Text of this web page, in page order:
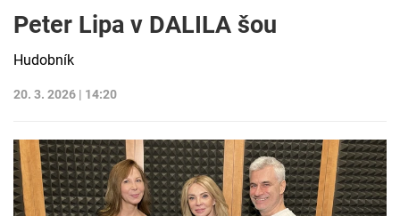
Peter Lipa v DALILA šou
Hudobník
20. 3. 2026 | 14:20